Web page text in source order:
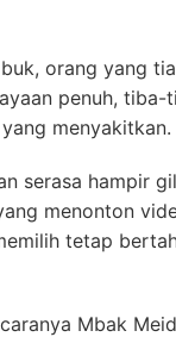
orang yang
penuh, tiba-
menyakitkan.
serasa hampir
menonton
tetap
Mbak